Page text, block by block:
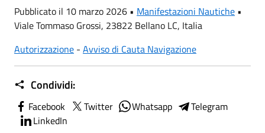
Pubblicato il 10 marzo 2026 • Manifestazioni Nautiche •
Viale Tommaso Grossi, 23822 Bellano LC, Italia
Autorizzazione - Avviso di Cauta Navigazione
Condividi:
Facebook Twitter Whatsapp
Telegram
LinkedIn